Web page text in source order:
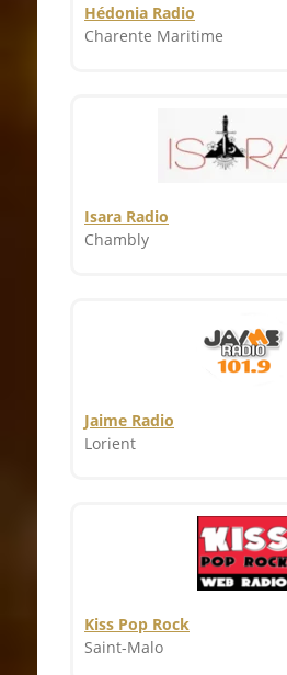
Hédonia Radio
Charente Maritime
Isara Radio
Chambly
Jaime Radio
Lorient
Kiss Pop Rock
Saint-Malo